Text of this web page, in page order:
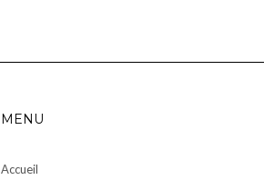
MENU
Accueil